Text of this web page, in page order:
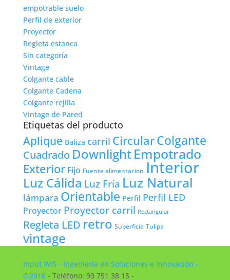
empotrable suelo
Perfil de exterior
Proyector
Regleta estanca
Sin categoría
Vintage
Colgante cable
Colgante Cadena
Colgante rejilla
Vintage de Pared
Etiquetas del producto
Aplique Baliza carril CircularColgante
Cuadrado DownlightEmpotrado
Exterior Fijo Fuente alimentacion Interior
Luz Cálida Luz Fría Luz Natural
lámpara Orientable Perfil Perfil LED
Proyector Proyector carril Rectangular
Regleta LED retro Superficie Tulipa
vintage
Input IMS - Ingeniería en Soluciones e Innovación -
©2016- Teléfono: 93 751 38 15 -